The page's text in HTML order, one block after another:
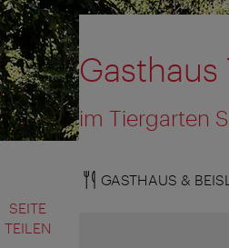
SEITE
TEILEN
im Tiergarten
GASTHAUS & BEISL